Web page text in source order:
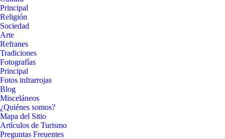
Principal
Religión
Sociedad
Arte
Refranes
Tradiciones
Fotografías
Principal
Fotos infrarrojas
Blog
Misceláneos
¿Quiénes somos?
Mapa del Sitio
Artículos de Turismo
Preguntas Freuentes